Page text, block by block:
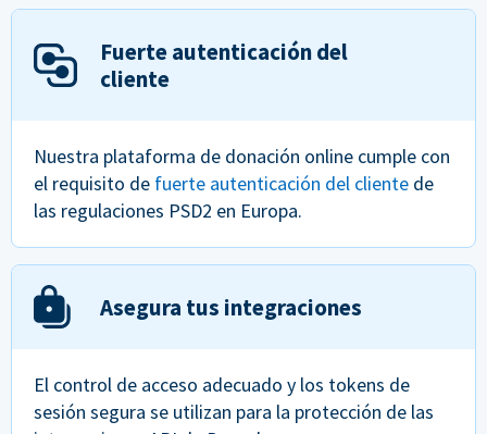
Fuerte autenticación del
cliente
Nuestra plataforma de donación online cumple con
el requisito de fuerte autenticación del cliente de
las regulaciones PSD2 en Europa.
Asegura tus integraciones
El control de acceso adecuado y los tokens de
sesión segura se utilizan para la protección de las